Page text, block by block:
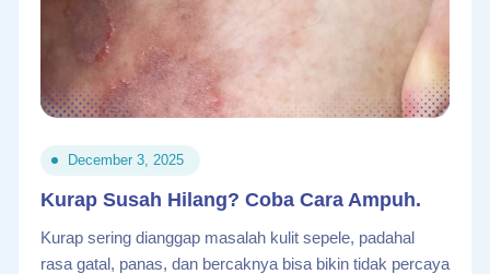
December 3, 2025
Kurap Susah Hilang? Coba Cara Ampuh.
Kurap sering dianggap masalah kulit sepele, padahal
rasa gatal, panas, dan bercaknya bisa bikin tidak percaya